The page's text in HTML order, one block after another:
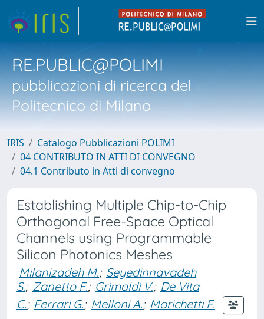
RE.PUBLIC@POLIMI
pubblicazioni di ricerca del
Politecnico di Milano
IRIS
Catalogo Pubblicazioni POLIMI
04 CONTRIBUTO IN ATTI DI CONVEGNO
04.1 Contributo in Atti di convegno
Establishing Multiple Chip-to-Chip
Orthogonal Free-Space Optical
Channels using Programmable
Silicon Photonics Meshes
Milanizadeh M.; Seyedinnavadeh
S.; Zanetto F.; Grimaldi V.; De Vita
C.; Ferrari G.; Melloni A.; Morichetti F.